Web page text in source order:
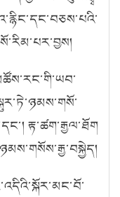
རྟ་ཚག་རྒྱལ་ཐོག